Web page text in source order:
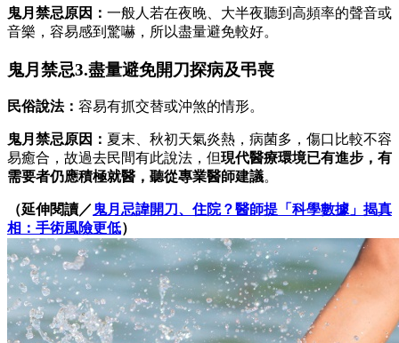
鬼月禁忌原因： 一般人若在夜晚、大半夜聽到高頻率的聲音或
音樂，容易感到驚嚇，所以盡量避免較好。
鬼月禁忌3.盡量避免開刀探病及弔喪
民俗說法： 容易有抓交替或沖煞的情形。
鬼月禁忌原因： 夏末、秋初天氣炎熱，病菌多，傷口比較不容
易癒合，故過去民間有此說法，但現代醫療環境已有進步，有
需要者仍應積極就醫，聽從專業醫師建議。
（延伸閱讀／鬼月忌諱開刀、住院？醫師提「科學數據」揭真
相：手術風險更低）